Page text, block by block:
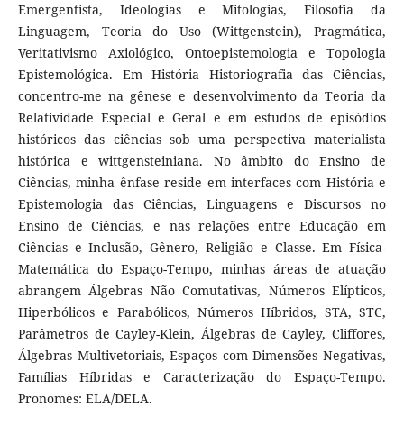
Emergentista, Ideologias e Mitologias, Filosofia da
Linguagem, Teoria do Uso (Wittgenstein), Pragmática,
Veritativismo Axiológico, Ontoepistemologia e Topologia
Epistemológica. Em História Historiografia das Ciências,
concentro-me na gênese e desenvolvimento da Teoria da
Relatividade Especial e Geral e em estudos de episódios
históricos das ciências sob uma perspectiva materialista
histórica e wittgensteiniana. No âmbito do Ensino de
Ciências, minha ênfase reside em interfaces com História e
Epistemologia das Ciências, Linguagens e Discursos no
Ensino de Ciências, e nas relações entre Educação em
Ciências e Inclusão, Gênero, Religião e Classe. Em Física-
Matemática do Espaço-Tempo, minhas áreas de atuação
abrangem Álgebras Não Comutativas, Números Elípticos,
Hiperbólicos e Parabólicos, Números Híbridos, STA, STC,
Parâmetros de Cayley-Klein, Álgebras de Cayley, Cliffores,
Álgebras Multivetoriais, Espaços com Dimensões Negativas,
Famílias Híbridas e Caracterização do Espaço-Tempo.
Pronomes: ELA/DELA.